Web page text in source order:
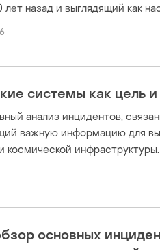
лет назад и выглядящий как
системы как цель
анализ инцидентов,
важную информацию для
космической инфраструктуры.
основных